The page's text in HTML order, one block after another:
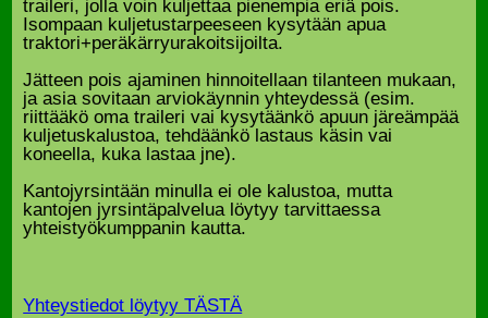
traileri, jolla voin kuljettaa pienempia eriä pois.
Isompaan kuljetustarpeeseen kysytään apua
traktori+peräkärryurakoitsijoilta.
Jätteen pois ajaminen hinnoitellaan tilanteen mukaan,
ja asia sovitaan arviokäynnin yhteydessä (esim.
riittääkö oma traileri vai kysytäänkö apuun järeämpää
kuljetuskalustoa, tehdäänkö lastaus käsin vai
koneella, kuka lastaa jne).
Kantojyrsintään minulla ei ole kalustoa, mutta
kantojen jyrsintäpalvelua löytyy tarvittaessa
yhteistyökumppanin kautta.
Yhteystiedot löytyy TÄSTÄ